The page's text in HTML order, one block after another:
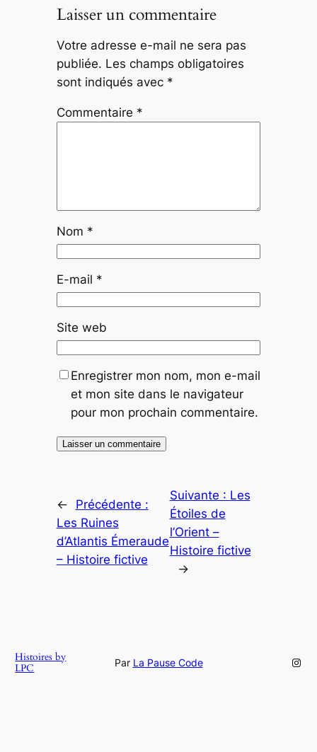
Laisser un commentaire
Votre adresse e-mail ne sera pas
publiée. Les champs obligatoires
sont indiqués avec *
Commentaire *
Nom *
E-mail *
Site web
Enregistrer mon nom, mon e-mail
et mon site dans le navigateur
pour mon prochain commentaire.
←
Précédente :
Les Ruines
d’Atlantis Émeraude
– Histoire fictive
Suivante : Les
Étoiles de
l’Orient –
Histoire fictive
→
Histoires by
LPC
Par La Pause Code